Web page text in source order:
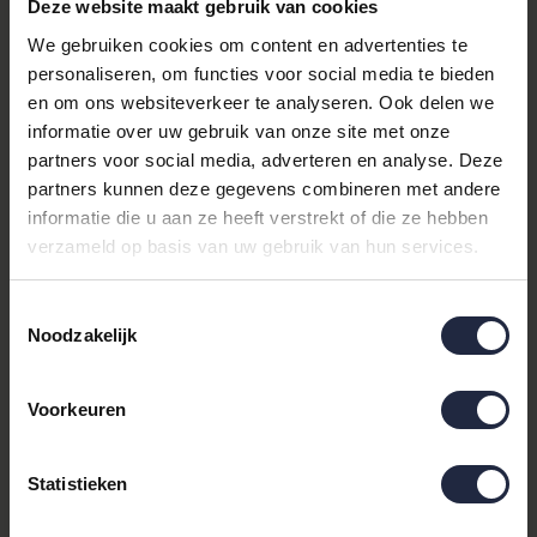
Deze website maakt gebruik van cookies
We gebruiken cookies om content en advertenties te
personaliseren, om functies voor social media te bieden
en om ons websiteverkeer te analyseren. Ook delen we
informatie over uw gebruik van onze site met onze
partners voor social media, adverteren en analyse. Deze
partners kunnen deze gegevens combineren met andere
informatie die u aan ze heeft verstrekt of die ze hebben
verzameld op basis van uw gebruik van hun services.
Noodzakelijk
Voorkeuren
Statistieken
Met het Bella Donna Jersey La Piccola Topperhoeslaken kiest u
voor luxe kwaliteit. Vervaardigd uit hoogwaardigkatoen en
jersey, staat dit hoeslaken garant voor een zachte aanraking
en een comfortabele nachtrust. Dankzij de elastische
eigenschappen van jersey sluit het hoeslaken naadloos aan op
uw topper matras, geschikt voor maten tot100x190/200 cm.
Elegant en Eenvoudig
Het effen dessin van het hoeslaken zorgt voor een elegante en
slaapkamerinterieur en kan uitstekend gecombineerd worden
dekbedovertrekken
hoeslaken maakt het een onmisbaar item in uw
bedmode
Ontworpen voor Uw Gemak